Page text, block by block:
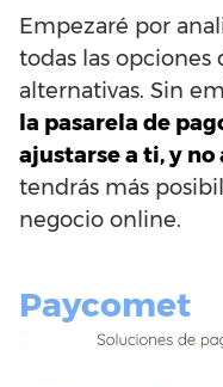
Empezaré por
todas las opciones
alternativas. Sin
la pasarela de
ajustarse a ti, y no
tendrás más
negocio online.
Paycomet